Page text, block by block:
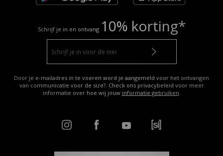
Schrijf je in en ontvang 10% korting*
Door je e-mailadres in te voeren word je aangemeld voor het ontvangen
van communicatie voor de size?. Check ons privacybeleid voor meer
informatie over hoe wij jouw informatie gebruiken.